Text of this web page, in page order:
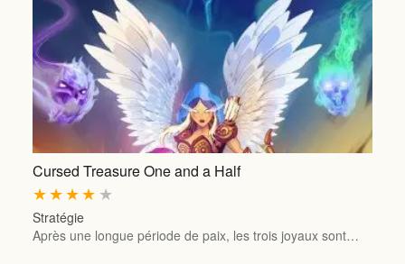
Cursed Treasure One and a Half
★
★
★
★
★
Stratégie
Après une longue période de paix, les trois joyaux sont…